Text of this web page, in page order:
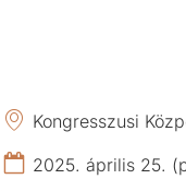
Kongresszusi
2025. április 25.